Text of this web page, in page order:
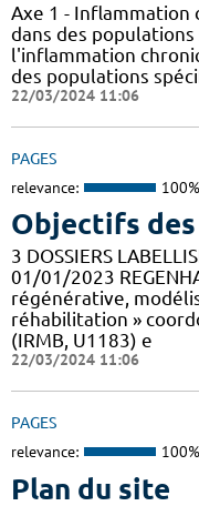
Axe 1 -
dans des populations
l'inflammation
des populations
22/03/2024 11:06
PAGES
relevance: 100%
Objectifs des
3 DOSSIERS
01/01/2023
régénérative,
réhabilitation »
(IRMB, U1183) e
22/03/2024 11:06
PAGES
relevance: 100%
Plan du site